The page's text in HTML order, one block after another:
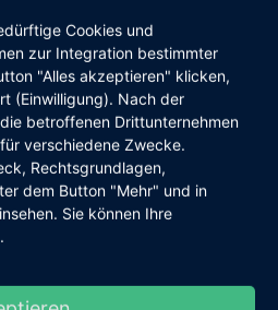
am
„Die Vorleser NRW“ im
Seite steht natürlich der
Street. Er beauftragt Holmes
macht Holmes die
Cookies und
zur Integration bestimmter
"Alles akzeptieren" klicken,
(Einwilligung). Nach der
betroffenen Drittunternehmen
verschiedene Zwecke.
Rechtsgrundlagen,
dem Button "Mehr" und in
Sie können Ihre